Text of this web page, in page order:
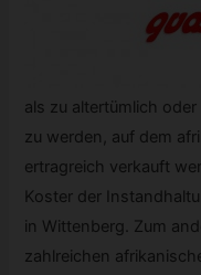
als zu altertümlich
zu werden, auf dem
ertragreich verkauft
Koster der
in Wittenberg. Zum
zahlreichen